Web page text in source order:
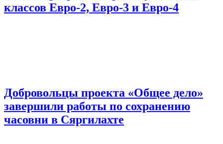
классов Евро-2, Евро-3 и Евро-4
Добровольцы проекта «Общее дело»
завершили работы по сохранению
часовни в Сяргилахте